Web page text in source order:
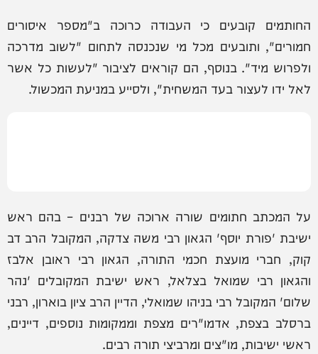
החותמים קובעים כי העבודה כרוכה ב"מספר איסורים
חמורים", ותובעים מכל מי שנכנסה לתחום "לשוב מדרכה
ולפרוש מיד". בנוסף, הם קוראים לציבור "לעשות כל אשר
לאל ידו לעצור בעד המשחית", ולסייע במניעת המכשול.
על המכתב חתומים שורה ארוכה של רבנים – בהם ראש
ישיבת 'פורת יוסף' הגאון רבי משה צדקה, המקובל הרב דב
קוק, חברי מועצת חכמי התורה, הגאון רבי ראובן אלבז
והגאון רבי שמואל בצלאל, ראש ישיבת המקובלים 'נהר
שלום' המקובל רבי בניהו שמואלי, הדיין הרב ציון בוארון, רבני
ברסלב בצפת, אדמו"רים מצפת וממקומות נוספים, דיינים,
ראשי ישיבות, מו"צים ומרביצי תורה רבים.